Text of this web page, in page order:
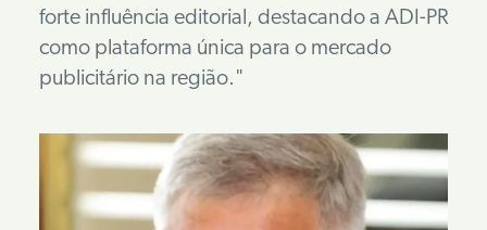
forte influência editorial, destacando a ADI-PR
como plataforma única para o mercado
publicitário na região.